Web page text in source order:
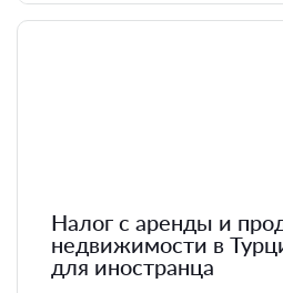
Налог с аренды и
недвижимости в
для иностранца